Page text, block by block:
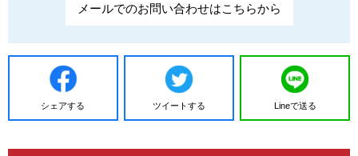
メールでのお問い合わせはこちらから
シェアする ツイートする Lineで送る